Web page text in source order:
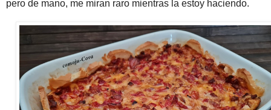
pero de mano, me miran raro mientras la estoy haciendo.